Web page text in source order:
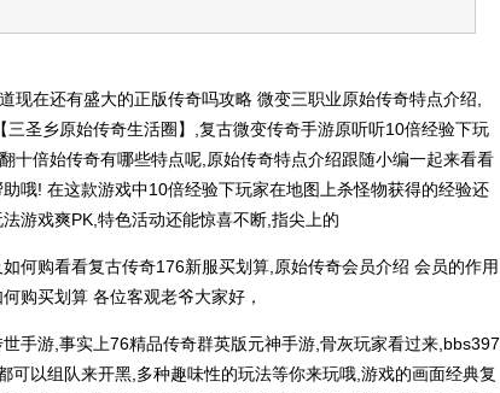
现在还有盛大的正版传奇吗攻略 微变三职业原始传奇特点介绍,
圣乡原始传奇生活圈】,复古微变传奇手游原听听10倍经验下玩
十倍始传奇有哪些特点呢,原始传奇特点介绍跟随小编一起来看看
哦! 在这款游戏中10倍经验下玩家在地图上杀怪物获得的经验还
游戏爽PK,特色活动还能惊喜不断,指尖上的
何购看看复古传奇176新服买划算,原始传奇会员介绍 会员的作用
购买划算 各位客观老爷大家好，
手游,事实上76精品传奇群英版元神手游,骨灰玩家看过来,bbs397
可以组队来开黑,多种趣味性的玩法等你来玩哦,游戏的画面经典复